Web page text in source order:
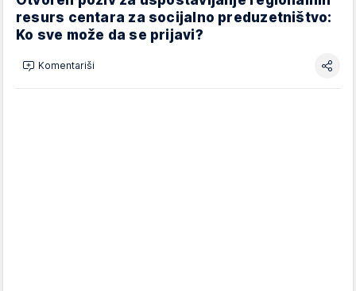
resurs centara za socijalno preduzetništvo:
Ko sve može da se prijavi?
Komentariši